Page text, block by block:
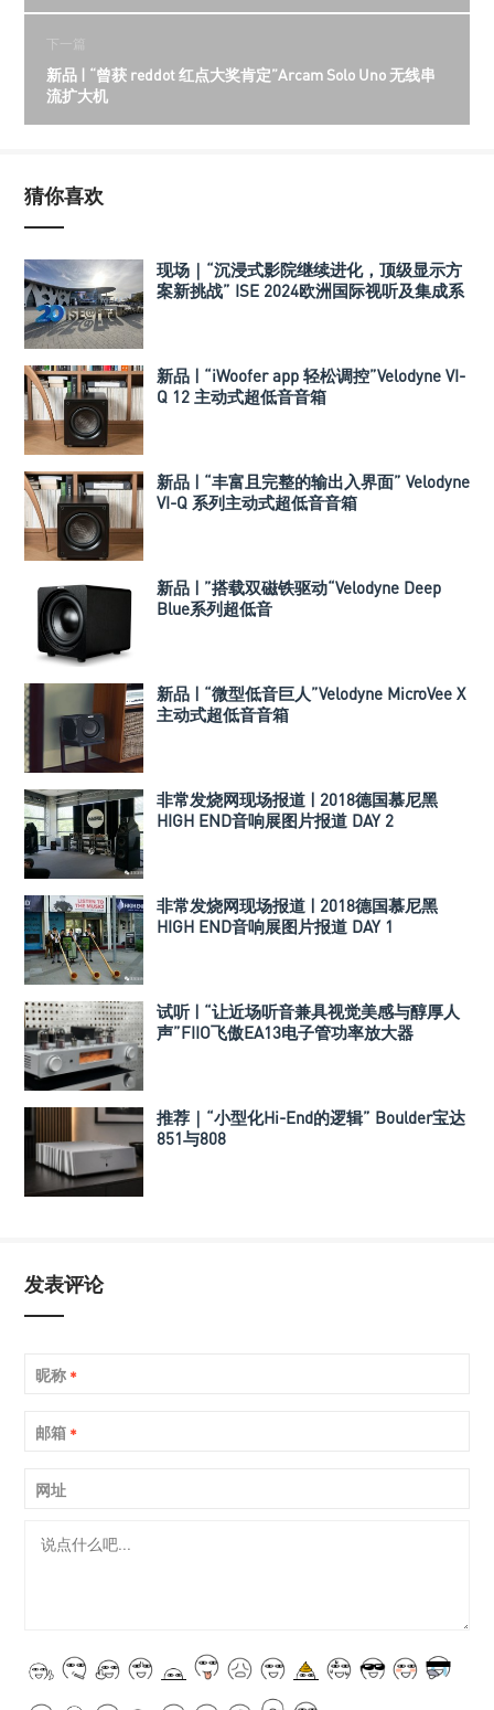
下一篇
新品 | “曾获 reddot 红点大奖肯定”Arcam Solo Uno 无线串
流扩大机
猜你喜欢
现场｜“沉浸式影院继续进化，顶级显示方
案新挑战” ISE 2024欧洲国际视听及集成系
新品 | “iWoofer app 轻松调控”Velodyne VI-
Q 12 主动式超低音音箱
新品 | “丰富且完整的输出入界面” Velodyne
VI-Q 系列主动式超低音音箱
新品 | ”搭载双磁铁驱动“Velodyne Deep
Blue系列超低音
新品 | “微型低音巨人”Velodyne MicroVee X
主动式超低音音箱
非常发烧网现场报道 | 2018德国慕尼黑
HIGH END音响展图片报道 DAY 2
非常发烧网现场报道 | 2018德国慕尼黑
HIGH END音响展图片报道 DAY 1
试听 | “让近场听音兼具视觉美感与醇厚人
声”FIIO飞傲EA13电子管功率放大器
推荐｜“小型化Hi-End的逻辑” Boulder宝达
851与808
发表评论
昵称 *
邮箱 *
网址